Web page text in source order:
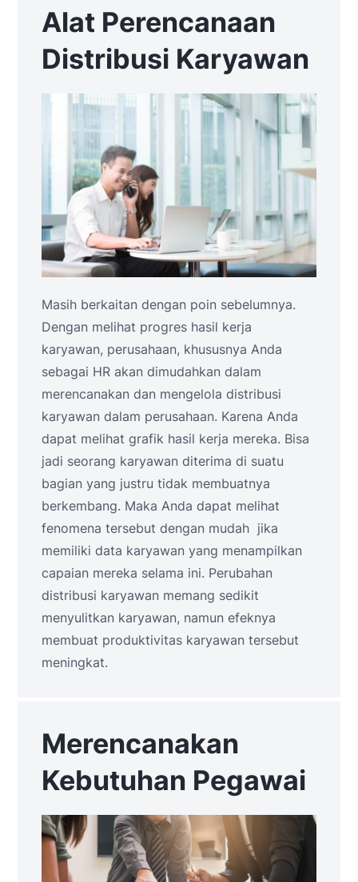
Alat Perencanaan
Distribusi Karyawan
Masih berkaitan dengan poin sebelumnya.
Dengan melihat progres hasil kerja
karyawan, perusahaan, khususnya Anda
sebagai HR akan dimudahkan dalam
merencanakan dan mengelola distribusi
karyawan dalam perusahaan. Karena Anda
dapat melihat grafik hasil kerja mereka. Bisa
jadi seorang karyawan diterima di suatu
bagian yang justru tidak membuatnya
berkembang. Maka Anda dapat melihat
fenomena tersebut dengan mudah jika
memiliki data karyawan yang menampilkan
capaian mereka selama ini. Perubahan
distribusi karyawan memang sedikit
menyulitkan karyawan, namun efeknya
membuat produktivitas karyawan tersebut
meningkat.
Merencanakan
Kebutuhan Pegawai